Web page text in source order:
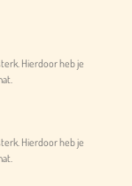
Hierdoor heb je
Hierdoor heb je